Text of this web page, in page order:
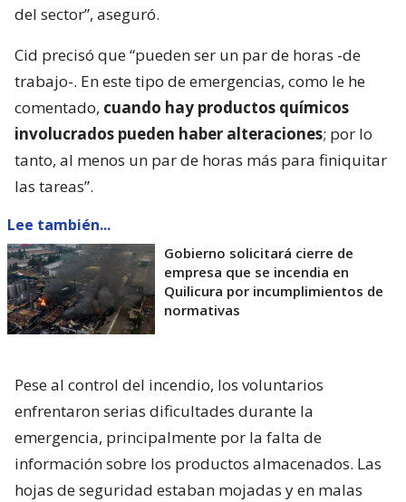
del sector”, aseguró.
Cid precisó que “pueden ser un par de horas -de
trabajo-. En este tipo de emergencias, como le he
comentado, cuando hay productos químicos
involucrados pueden haber alteraciones; por lo
tanto, al menos un par de horas más para finiquitar
las tareas”.
Lee también...
Gobierno solicitará cierre de
empresa que se incendia en
Quilicura por incumplimientos de
normativas
Pese al control del incendio, los voluntarios
enfrentaron serias dificultades durante la
emergencia, principalmente por la falta de
información sobre los productos almacenados. Las
hojas de seguridad estaban mojadas y en malas